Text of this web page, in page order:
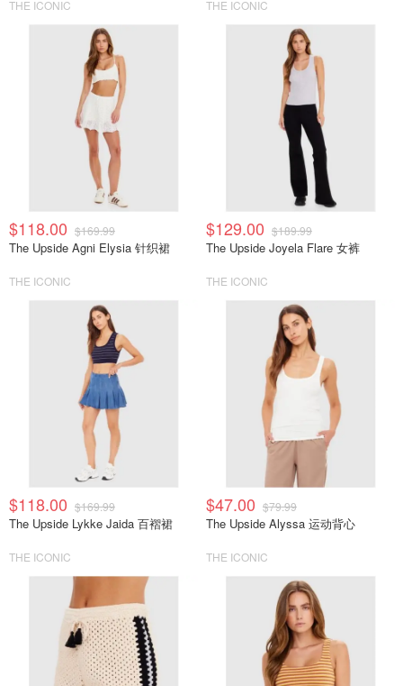
THE ICONIC THE ICONIC
$118.00 $169.99
The Upside Agni Elysia 针织裙
THE ICONIC
$129.00 $189.99
The Upside Joyela Flare 女裤
THE ICONIC
$118.00 $169.99
The Upside Lykke Jaida 百褶裙
THE ICONIC
$47.00 $79.99
The Upside Alyssa 运动背心
THE ICONIC